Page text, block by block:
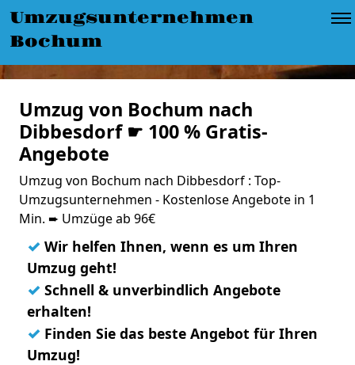
Umzugsunternehmen
Bochum
Umzug von Bochum nach
Dibbesdorf ☛ 100 % Gratis-
Angebote
Umzug von Bochum nach Dibbesdorf : Top-
Umzugsunternehmen - Kostenlose Angebote in 1
Min. ➨ Umzüge ab 96€
✓ Wir helfen Ihnen, wenn es um Ihren
Umzug geht!
✓ Schnell & unverbindlich Angebote
erhalten!
✓ Finden Sie das beste Angebot für Ihren
Umzug!